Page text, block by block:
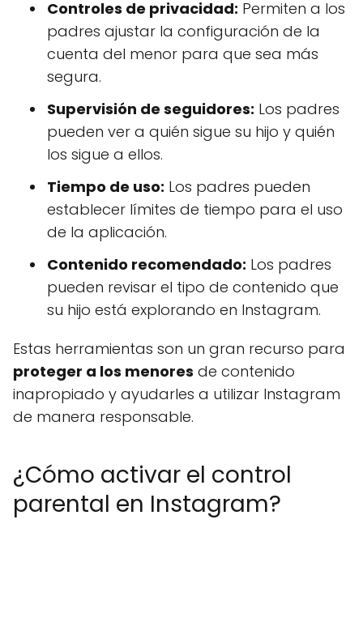
Controles de privacidad: Permiten a los
padres ajustar la configuración de la
cuenta del menor para que sea más
segura.
Supervisión de seguidores: Los padres
pueden ver a quién sigue su hijo y quién
los sigue a ellos.
Tiempo de uso: Los padres pueden
establecer límites de tiempo para el uso
de la aplicación.
Contenido recomendado: Los padres
pueden revisar el tipo de contenido que
su hijo está explorando en Instagram.
Estas herramientas son un gran recurso para
proteger a los menores de contenido
inapropiado y ayudarles a utilizar Instagram
de manera responsable.
¿Cómo activar el control
parental en Instagram?